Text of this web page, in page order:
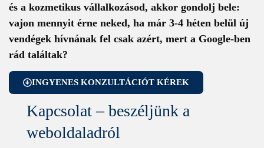
és a kozmetikus vállalkozásod, akkor gondolj bele:
vajon mennyit érne neked, ha már 3-4 héten belül új
vendégek hívnának fel csak azért, mert a Google-ben
rád találtak?
INGYENES KONZULTÁCIÓT KÉREK
Kapcsolat – beszéljünk a
weboldaladról